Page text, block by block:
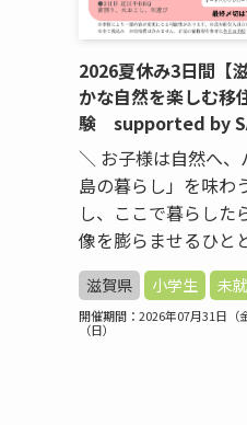
2026夏休み3日間【
かな自然を楽しむ移
験 supported by
＼ お子様は自然へ
島の暮らし」を味わ
し、ここで暮らした
像を膨らませるひと
滋賀県 小学生 未
開催期間：2026年07月31日（
（日）